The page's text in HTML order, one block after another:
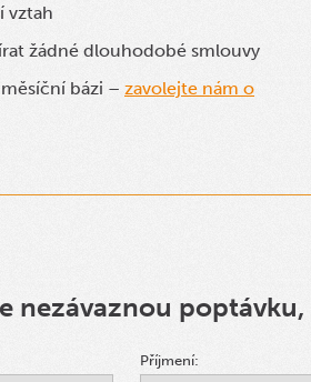
vztah
žádné dlouhodobé smlouvy
bázi – zavolejte nám o
nezávaznou
Příjmení: